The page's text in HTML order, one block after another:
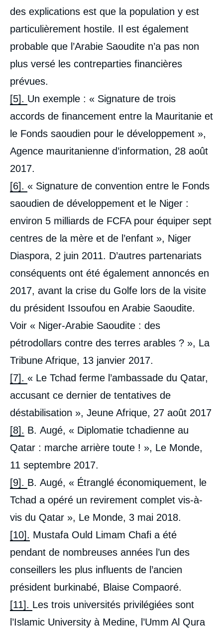
des explications est que la population y est
particulièrement hostile. Il est également
probable que l’Arabie Saoudite n’a pas non
plus versé les contreparties financières
prévues.
[5]. Un exemple : « Signature de trois
accords de financement entre la Mauritanie et
le Fonds saoudien pour le développement »,
Agence mauritanienne d’information, 28 août
2017.
[6]. « Signature de convention entre le Fonds
saoudien de développement et le Niger :
environ 5 milliards de FCFA pour équiper sept
centres de la mère et de l’enfant », Niger
Diaspora, 2 juin 2011. D’autres partenariats
conséquents ont été également annoncés en
2017, avant la crise du Golfe lors de la visite
du président Issoufou en Arabie Saoudite.
Voir « Niger-Arabie Saoudite : des
pétrodollars contre des terres arables ? », La
Tribune Afrique, 13 janvier 2017.
[7]. « Le Tchad ferme l’ambassade du Qatar,
accusant ce dernier de tentatives de
déstabilisation », Jeune Afrique, 27 août 2017
[8]. B. Augé, « Diplomatie tchadienne au
Qatar : marche arrière toute ! », Le Monde,
11 septembre 2017.
[9]. B. Augé, « Étranglé économiquement, le
Tchad a opéré un revirement complet vis-à-
vis du Qatar », Le Monde, 3 mai 2018.
[10]. Mustafa Ould Limam Chafi a été
pendant de nombreuses années l’un des
conseillers les plus influents de l’ancien
président burkinabé, Blaise Compaoré.
[11]. Les trois universités privilégiées sont
l’Islamic University à Medine, l’Umm Al Qura